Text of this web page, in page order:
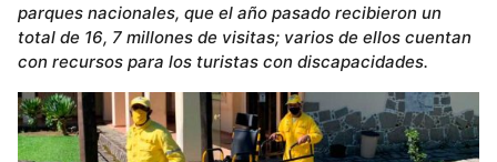
parques nacionales, que el año pasado recibieron un
total de 16, 7 millones de visitas; varios de ellos cuentan
con recursos para los turistas con discapacidades.